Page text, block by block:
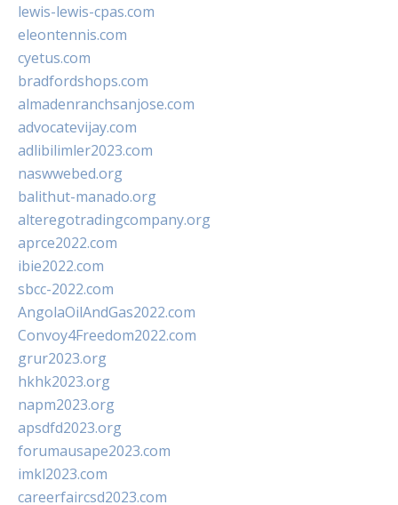
lewis-lewis-cpas.com
eleontennis.com
cyetus.com
bradfordshops.com
almadenranchsanjose.com
advocatevijay.com
adlibilimler2023.com
naswwebed.org
balithut-manado.org
alteregotradingcompany.org
aprce2022.com
ibie2022.com
sbcc-2022.com
AngolaOilAndGas2022.com
Convoy4Freedom2022.com
grur2023.org
hkhk2023.org
napm2023.org
apsdfd2023.org
forumausape2023.com
imkl2023.com
careerfaircsd2023.com